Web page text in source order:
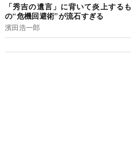
「秀吉の遺言」に背いて炎上する
の“危機回避術”が流石すぎる
濱田浩一郎